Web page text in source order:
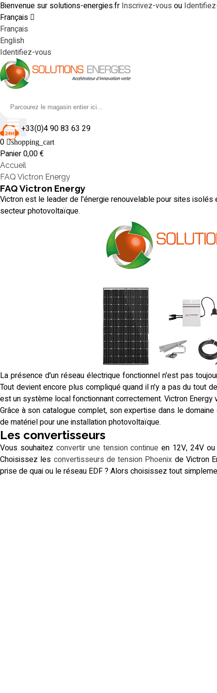
Bienvenue sur solutions-energies.fr Inscrivez-vous ou
Français
Français
English
Identifiez-vous
+33(0)4 90 83 63 29
0
shopping_cart
Panier0,00 €
Accueil
FAQ Victron Energy
FAQ Victron Energy
Victron est le leader de l'énergie renouvelable pour sites
secteur photovoltaïque.
La présence d'un réseau électrique fonctionnel n'est pas
Tout devient encore plus compliqué quand il n'y a pas du tout
est un système local fonctionnant correctement. Victron
Grâce à son catalogue complet, son expertise dans le
de matériel pour une installation photovoltaïque.
Les convertisseurs
Vous souhaitez convertir une tension continue en 12V, 24V
Choisissez les convertisseurs de tension Phoenix de Victron
prise de quai ou le réseau EDF ? Alors choisissez tout